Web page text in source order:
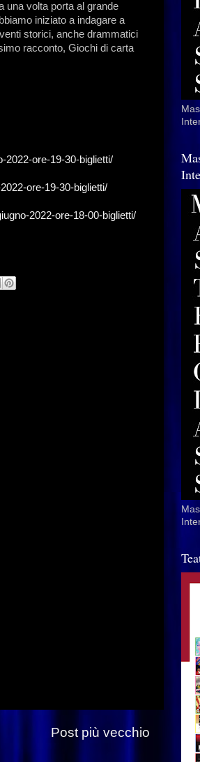
una volta porta al grande
iniziato a indagare a
storici, anche drammatici
racconto, Giochi di carta
2022-ore-19-30-biglietti/
ore-19-30-biglietti/
2022-ore-18-00-biglietti/
Post più vecchio